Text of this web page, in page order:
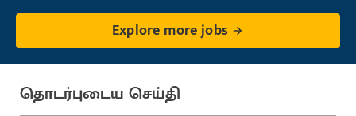
Explore more jobs
தொடர்புடைய செய்தி